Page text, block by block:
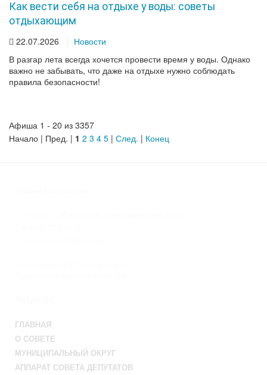
Как вести себя на отдыхе у воды: советы
отдыхающим
22.07.2026
Новости
В разгар лета всегда хочется провести время у воды. Однако
важно не забывать, что даже на отдыхе нужно соблюдать
правила безопасности!
Афиша 1 - 20 из 3357
Начало | Пред. | 1 2 3 4 5 | След. | Конец
ГЛАВНАЯ
О СОВЕТЕ
МУНИЦИПАЛЬНЫЙ ОКРУГ
АППАРАТ СОВЕТА ДЕПУТАТОВ